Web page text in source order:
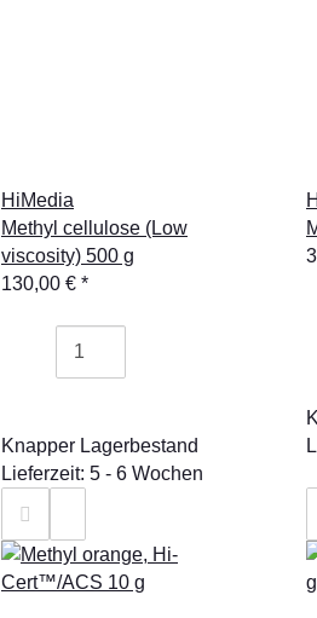
HiMedia
Methyl cellulose (Low
viscosity) 500 g
130,00 € *
Knapper Lagerbestand
Lieferzeit: 5 - 6 Wochen